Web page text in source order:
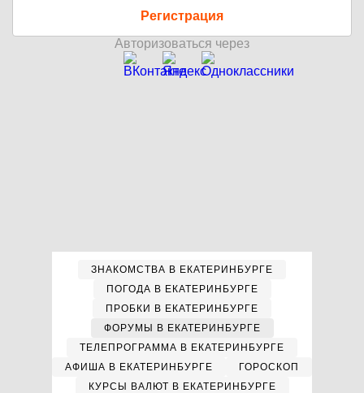
Регистрация
Авторизоваться через
ЗНАКОМСТВА В ЕКАТЕРИНБУРГЕ
ПОГОДА В ЕКАТЕРИНБУРГЕ
ПРОБКИ В ЕКАТЕРИНБУРГЕ
ФОРУМЫ В ЕКАТЕРИНБУРГЕ
ТЕЛЕПРОГРАММА В ЕКАТЕРИНБУРГЕ
АФИША В ЕКАТЕРИНБУРГЕ
ГОРОСКОП
КУРСЫ ВАЛЮТ В ЕКАТЕРИНБУРГЕ